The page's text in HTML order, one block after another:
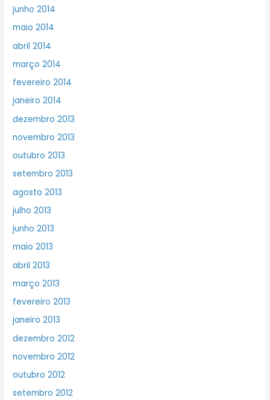
junho 2014
maio 2014
abril 2014
março 2014
fevereiro 2014
janeiro 2014
dezembro 2013
novembro 2013
outubro 2013
setembro 2013
agosto 2013
julho 2013
junho 2013
maio 2013
abril 2013
março 2013
fevereiro 2013
janeiro 2013
dezembro 2012
novembro 2012
outubro 2012
setembro 2012